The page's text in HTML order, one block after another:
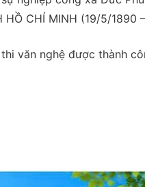
HỒ CHÍ MINH (19/5/1890
văn nghệ được thành